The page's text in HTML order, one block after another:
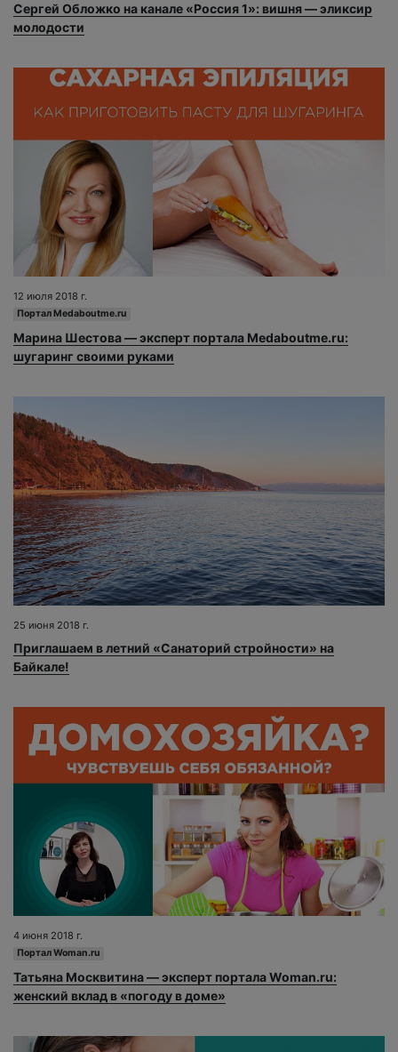
Сергей Обложко на канале «Россия 1»: вишня — эликсир
молодости
12 июля 2018 г.
Портал Medaboutme.ru
Марина Шестова — эксперт портала Medaboutme.ru:
шугаринг своими руками
25 июня 2018 г.
Приглашаем в летний «Санаторий стройности» на
Байкале!
4 июня 2018 г.
Портал Woman.ru
Татьяна Москвитина — эксперт портала Woman.ru:
женский вклад в «погоду в доме»